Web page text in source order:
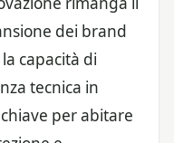
dei brand
capacità di
tecnica in
per abitare